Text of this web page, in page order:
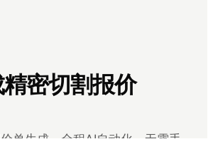
密切割报价
单生成，全程AI自动化，无需手